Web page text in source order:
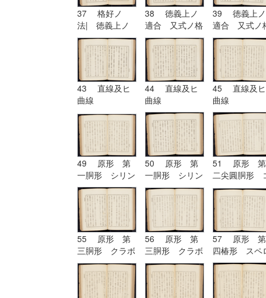
37 格好ノ
法| 徳義上ノ
適合 又式ノ格
好
38 徳義上ノ
適合 又式ノ格
好
39 徳義上ノ
適合 又式ノ
好| 形
43 直線及ヒ
曲線
44 直線及ヒ
曲線
45 直線及ヒ
曲線
49 原形 第
一胴形 シリン
ドル
50 原形 第
一胴形 シリン
ドル
51 原形 第
二尖圓胴形
ノイド
55 原形 第
三胴形 クラボ
イド
56 原形 第
三胴形 クラボ
イド| 原形
第四椿形 スペ
ロイド
57 原形 第
四椿形 スペ
イド